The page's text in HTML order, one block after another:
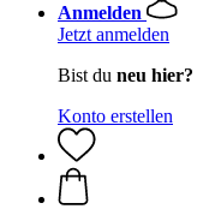
Anmelden
Jetzt anmelden
Bist du neu hier?
Konto erstellen